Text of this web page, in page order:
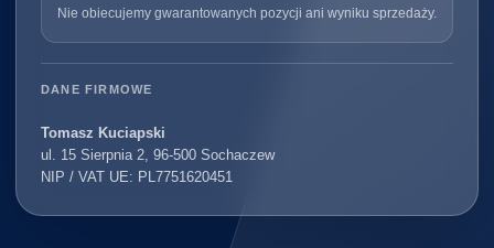
Nie obiecujemy gwarantowanych pozycji ani wyniku sprzedaży.
DANE FIRMOWE
Tomasz Kuciapski
ul. 15 Sierpnia 2, 96-500 Sochaczew
NIP / VAT UE: PL7751620451